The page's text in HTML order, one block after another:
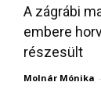
A zágrábi
embere
részesült
Molnár Mónika -